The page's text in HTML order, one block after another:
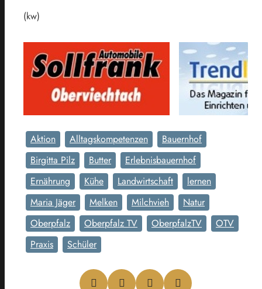
(kw)
Aktion Alltagskompetenzen
Bauernhof
Birgitta Pilz
Butter
Erlebnisbauernhof
Ernährung
Kühe Landwirtschaft
lernen
Maria Jäger
Melken Milchvieh
Natur
Oberpfalz
Oberpfalz TV OberpfalzTV
OTV
Praxis
Schüler